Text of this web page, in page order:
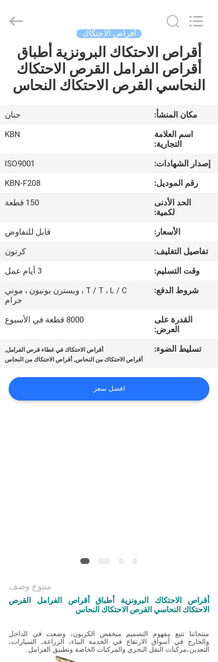
مسكن
منتجات
معلومات
جولة
المعمل
مراقبة
الجودة
اتصل
اطلب
الموقع
Reserved.
أقراص الاحتكاك
أقراص الاحتكاك البرونزية أطباق
أقراص الفرامل القرص الاحتكاك
النحاسي القرص الاحتكاك النحاس
مكان المنشأ:
حنان
اسم العلامة
التجارية:
KBN
إصدار الشهادات:
ISO9001
رقم الموديل:
KBN-F208
الحد الأدنى
لكمية:
150 قطعة
الأسعار:
قابل للتفاوض
تفاصيل التغليف:
كرتون
وقت التسليم:
3 أيام عمل
شروط الدفع:
T / T ، L / C ، ويسترن يونيون ، موني
جرام
القدرة على
العرض:
8000 قطعة في الأسبوع
تسليط الضوء: أقراص الاحتكاك في غطاء قرص الفرامل,
أقراص الاحتكاك من النحاس, أقراص الاحتكاك من النحاس
افضل سعر
منتوج وصف
أقراص الاحتكاك البرونزية أطباق أقراص الفرامل القرص
الاحتكاك النحاسي القرص الاحتكاك النحاس
منتجاتنا تتبع مفهوم التصميم منخفض الكربون، وضعت في الداخل
والخارج في أسواق الارتفاع في الخدمة البناء، الزراعة، السيارات،
التعدين،مركبات النقل البحري والمركبات الخاصة وتطبيق الفرامل.